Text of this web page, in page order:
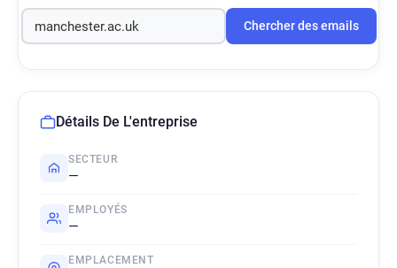
Chercher des emails
Détails De L'entreprise
SECTEUR
—
EMPLOYÉS
—
EMPLACEMENT